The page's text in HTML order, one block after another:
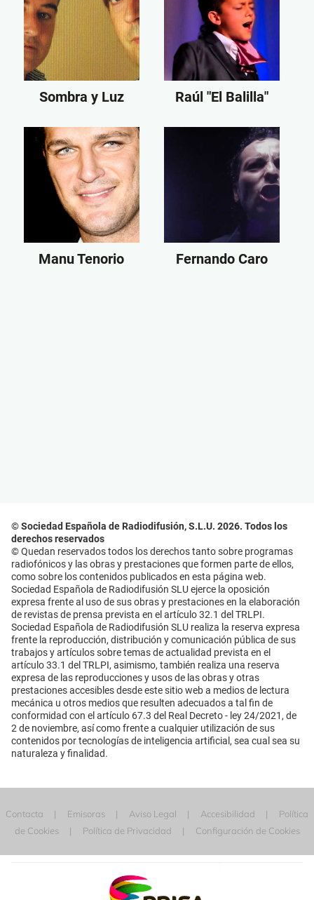
Sombra y Luz Raúl "El Balilla"
Manu Tenorio Fernando Caro
© Sociedad Española de Radiodifusión, S.L.U. 2026. Todos los
derechos reservados
© Quedan reservados todos los derechos tanto sobre programas
radiofónicos y las obras y prestaciones que formen parte de ellos,
como sobre los contenidos publicados en esta página web.
Sociedad Española de Radiodifusión SLU ejerce la oposición
expresa frente al uso de sus obras y prestaciones en la elaboración
de revistas de prensa prevista en el artículo 32.1 del TRLPI.
Sociedad Española de Radiodifusión SLU realiza la reserva expresa
frente la reproducción, distribución y comunicación pública de sus
trabajos y artículos sobre temas de actualidad prevista en el
artículo 33.1 del TRLPI, asimismo, también realiza una reserva
expresa de las reproducciones y usos de las obras y otras
prestaciones accesibles desde este sitio web a medios de lectura
mecánica u otros medios que resulten adecuados a tal fin de
conformidad con el artículo 67.3 del Real Decreto - ley 24/2021, de
2 de noviembre, así como frente a cualquier utilización de sus
contenidos por tecnologías de inteligencia artificial, sea cual sea su
naturaleza y finalidad.
Contacta Emisoras Aviso Legal Accesibilidad
Política
de Cookies
Política de Privacidad Configuración de Cookies